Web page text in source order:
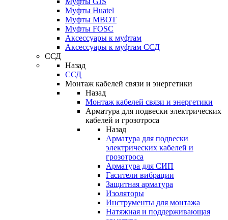
Муфты Huatel
Муфты МВОТ
Муфты FOSC
Аксессуары к муфтам
Аксессуары к муфтам ССД
ССД
Назад
ССД
Монтаж кабелей связи и энергетики
Назад
Монтаж кабелей связи и энергетики
Арматура для подвески электрических
кабелей и грозотроса
Назад
Арматура для подвески
электрических кабелей и
грозотроса
Арматура для СИП
Гасители вибрации
Защитная арматура
Изоляторы
Инструменты для монтажа
Натяжная и поддерживающая